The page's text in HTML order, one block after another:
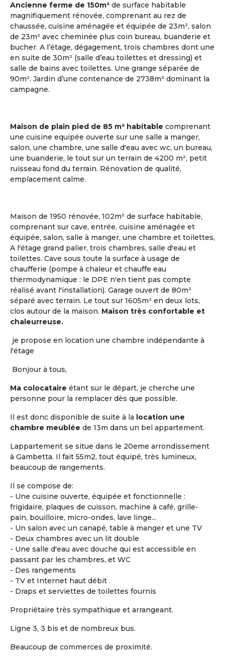
Ancienne ferme de 150m² de surface habitable
magnifiquement rénovée, comprenant au rez de
chaussée, cuisine aménagée et équipée de 23m², salon
de 23m² avec cheminée plus coin bureau, buanderie et
bucher. A l’étage, dégagement, trois chambres dont une
en suite de 30m² (salle d’eau toilettes et dressing) et
salle de bains avec toilettes. Une grange séparée de
90m². Jardin d’une contenance de 2738m² dominant la
campagne.
Maison de plain pied de 85 m² habitable comprenant
une cuisine equipée ouverte sur une salle a manger,
salon, une chambre, une salle d'eau avec wc, un bureau,
une buanderie, le tout sur un terrain de 4200 m², petit
ruisseau fond du terrain. Rénovation de qualité,
emplacement calme.
Maison de 1950 rénovée, 102m² de surface habitable,
comprenant sur cave, entrée, cuisine aménagée et
équipée, salon, salle à manger, une chambre et toilettes,
A l'étage grand palier, trois chambres, salle d'eau et
toilettes. Cave sous toute la surface à usage de
chaufferie (pompe à chaleur et chauffe eau
thermodynamique : le DPE n'en tient pas compte
réalisé avant l'installation). Garage ouvert de 80m²
séparé avec terrain. Le tout sur 1605m² en deux lots,
clos autour de la maison. Maison très confortable et
chaleurreuse.
je propose en location une chambre indépendante à
l'étage
Bonjour à tous,
Ma colocataire étant sur le départ, je cherche une
personne pour la remplacer dès que possible.
Il est donc disponible de suite à la location une
chambre meublée de 13m dans un bel appartement.
Lappartement se situe dans le 20eme arrondissement
à Gambetta. Il fait 55m2, tout équipé, très lumineux,
beaucoup de rangements.
Il se compose de:
- Une cuisine ouverte, équipée et fonctionnelle :
frigidaire, plaques de cuisson, machine à café, grille-
pain, bouilloire, micro-ondes, lave linge...
- Un salon avec un canapé, table à manger et une TV
- Deux chambres avec un lit double
- Une salle d'eau avec douche qui est accessible en
passant par les chambres, et WC
- Des rangements
- TV et Internet haut débit
- Draps et serviettes de toilettes fournis
Propriétaire très sympathique et arrangeant.
Ligne 3, 3 bis et de nombreux bus.
Beaucoup de commerces de proximité.
Communauté Lgbt Seniors
Les deux tiers des personnes âgées LGBT vivent
seuls ; il existe très peu de structure d'accueil
adaptée pour cette communauté.
Voir les annonces
Gestionnaire
ou Propriétaire d'une Maison
La Maison Partagée , nouveau modèle de
Partagé Senior, séduit de nombreux retraités ou
futurs retraités, qui aspirent à un mode de vie
collectif où chacun a son rôle à jouer.
Le logement partagé pour seniors, habitat à taille
humaine, est une alternative entre la vie à domicile
et lamaison de retraite.
Les locataires ou
colocataires n'y sont pas « accueillis », ils sont
réellement chez eux.
objectif principal de permettre de « vivre chez soi
sans être seul ».
Vous êtes propriétaire d'un logement seniors ou
gestionnaire d’une Maison Partagée existante ou
Proposer une